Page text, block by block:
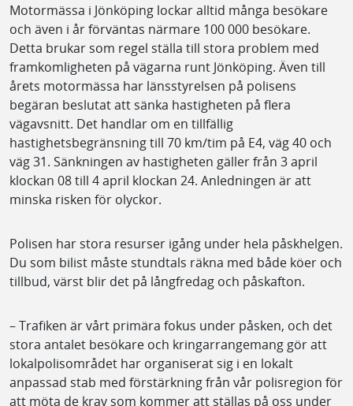
Motormässa i Jönköping lockar alltid många besökare
och även i år förväntas närmare 100 000 besökare.
Detta brukar som regel ställa till stora problem med
framkomligheten på vägarna runt Jönköping. Även till
årets motormässa har länsstyrelsen på polisens
begäran beslutat att sänka hastigheten på flera
vägavsnitt. Det handlar om en tillfällig
hastighetsbegränsning till 70 km/tim på E4, väg 40 och
väg 31. Sänkningen av hastigheten gäller från 3 april
klockan 08 till 4 april klockan 24. Anledningen är att
minska risken för olyckor.
Polisen har stora resurser igång under hela påskhelgen.
Du som bilist måste stundtals räkna med både köer och
tillbud, värst blir det på långfredag och påskafton.
– Trafiken är vårt primära fokus under påsken, och det
stora antalet besökare och kringarrangemang gör att
lokalpolisområdet har organiserat sig i en lokalt
anpassad stab med förstärkning från vår polisregion för
att möta de krav som kommer att ställas på oss under